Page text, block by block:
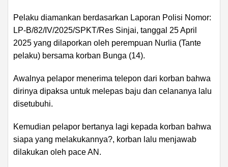
Pelaku diamankan berdasarkan Laporan Polisi Nomor:
LP-B/82/IV/2025/SPKT/Res Sinjai, tanggal 25 April
2025 yang dilaporkan oleh perempuan Nurlia (Tante
pelaku) bersama korban Bunga (14).
Awalnya pelapor menerima telepon dari korban bahwa
dirinya dipaksa untuk melepas baju dan celananya lalu
disetubuhi.
Kemudian pelapor bertanya lagi kepada korban bahwa
siapa yang melakukannya?, korban lalu menjawab
dilakukan oleh pace AN.